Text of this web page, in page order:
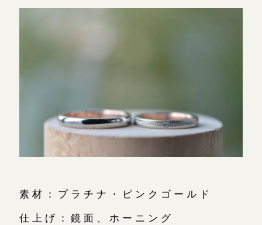
素材：プラチナ・ピンクゴールド
仕上げ：鏡面、ホーニング